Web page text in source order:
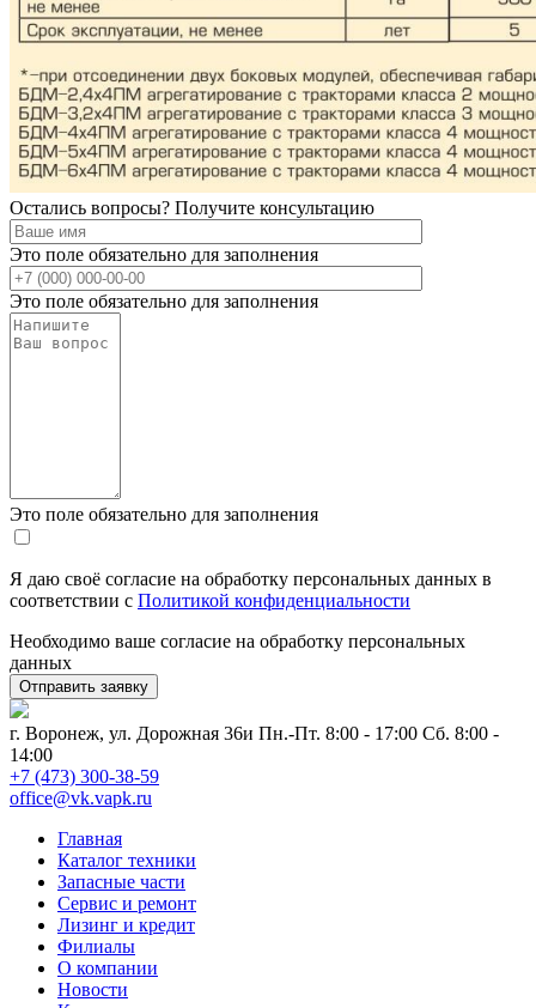
Остались вопросы? Получите консультацию
Это поле обязательно для заполнения
Это поле обязательно для заполнения
Это поле обязательно для заполнения
Я даю своё согласие на обработку персональных данных в
соответствии с Политикой конфиденциальности
Необходимо ваше согласие на обработку персональных
данных
г. Воронеж, ул. Дорожная 36и Пн.-Пт. 8:00 - 17:00 Сб. 8:00 -
14:00
+7 (473) 300-38-59
office@vk.vapk.ru
Главная
Каталог техники
Запасные части
Сервис и ремонт
Лизинг и кредит
Филиалы
О компании
Новости